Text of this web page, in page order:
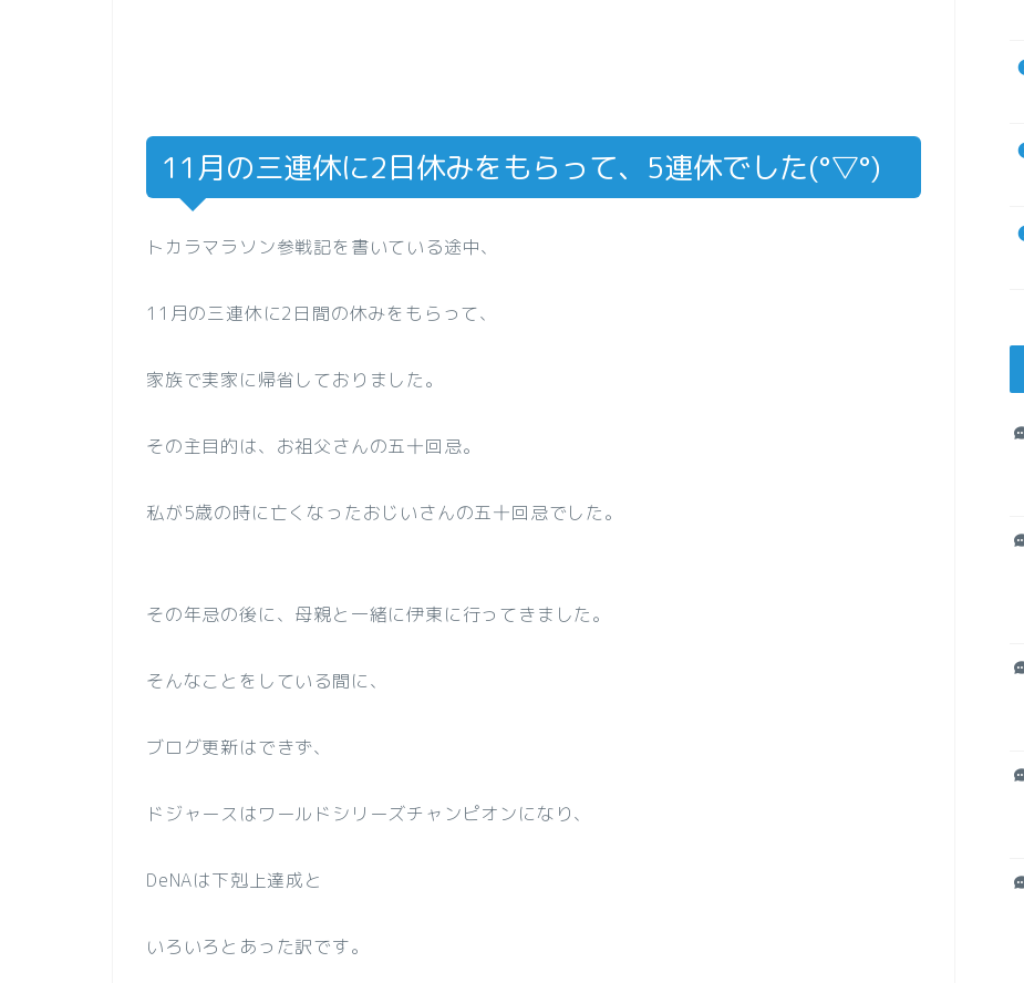
11月の三連休に2日休みをもらって、5連休でした(°▽°)
トカラマラソン参戦記を書いている途中、
11月の三連休に2日間の休みをもらって、
家族で実家に帰省しておりました。
その主目的は、お祖父さんの五十回忌。
私が5歳の時に亡くなったおじいさんの五十回忌でした。
その年忌の後に、母親と一緒に伊東に行ってきました。
そんなことをしている間に、
ブログ更新はできず、
ドジャースはワールドシリーズチャンピオンになり、
DeNAは下剋上達成と
いろいろとあった訳です。